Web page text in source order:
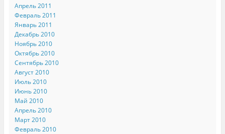
Апрель 2011
Февраль 2011
Январь 2011
Декабрь 2010
Ноябрь 2010
Октябрь 2010
Сентябрь 2010
Август 2010
Июль 2010
Июнь 2010
Май 2010
Апрель 2010
Март 2010
Февраль 2010